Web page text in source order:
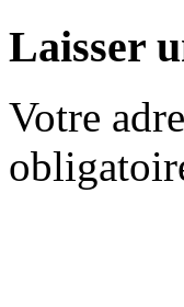
Laisser
Votre